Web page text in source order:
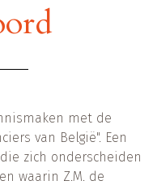
met de
van België". Een
zich onderscheiden
waarin Z.M. de